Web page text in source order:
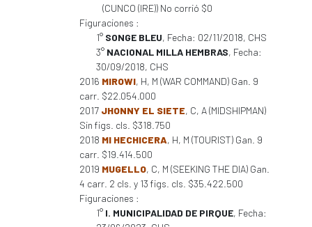
(CUNCO (IRE)) No corrió $0
Figuraciones :
1° SONGE BLEU, Fecha: 02/11/2018, CHS
3° NACIONAL MILLA HEMBRAS, Fecha:
30/09/2018, CHS
2016 MIROWI, H, M (WAR COMMAND) Gan. 9
carr. $22.054.000
2017 JHONNY EL SIETE, C, A (MIDSHIPMAN)
Sin figs. cls. $318.750
2018 MI HECHICERA, H, M (TOURIST) Gan. 9
carr. $19.414.500
2019 MUGELLO, C, M (SEEKING THE DIA) Gan.
4 carr. 2 cls. y 13 figs. cls. $35.422.500
Figuraciones :
1° I. MUNICIPALIDAD DE PIRQUE, Fecha: